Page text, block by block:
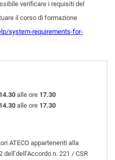
verificare i requisiti del
il corso di formazione
system-requirements-for-
14.30 alle ore 17.30
14.30 alle ore 17.30
ATECO appartenenti alla
n. 221 / CSR